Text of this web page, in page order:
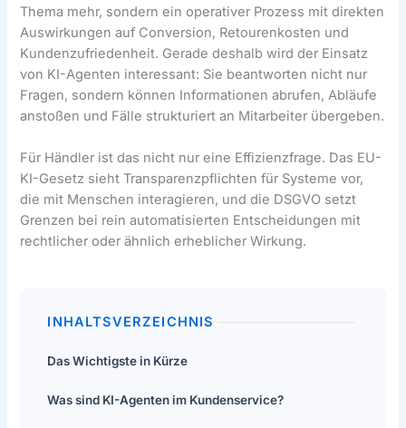
Thema mehr, sondern ein operativer Prozess mit direkten
Auswirkungen auf Conversion, Retourenkosten und
Kundenzufriedenheit. Gerade deshalb wird der Einsatz
von KI-Agenten interessant: Sie beantworten nicht nur
Fragen, sondern können Informationen abrufen, Abläufe
anstoßen und Fälle strukturiert an Mitarbeiter übergeben.
Für Händler ist das nicht nur eine Effizienzfrage. Das EU-
KI-Gesetz sieht Transparenzpflichten für Systeme vor,
die mit Menschen interagieren, und die DSGVO setzt
Grenzen bei rein automatisierten Entscheidungen mit
rechtlicher oder ähnlich erheblicher Wirkung.
INHALTSVERZEICHNIS
Das Wichtigste in Kürze
Was sind KI-Agenten im Kundenservice?